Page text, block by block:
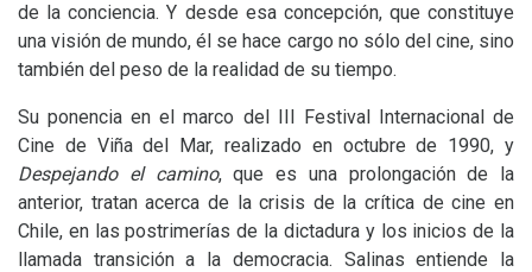
de la conciencia. Y desde esa concepción, que constituye
una visión de mundo, él se hace cargo no sólo del cine, sino
también del peso de la realidad de su tiempo.
Su ponencia en el marco del III Festival Internacional de
Cine de Viña del Mar, realizado en octubre de 1990, y
Despejando el camino, que es una prolongación de la
anterior, tratan acerca de la crisis de la crítica de cine en
Chile, en las postrimerías de la dictadura y los inicios de la
llamada transición a la democracia. Salinas entiende la